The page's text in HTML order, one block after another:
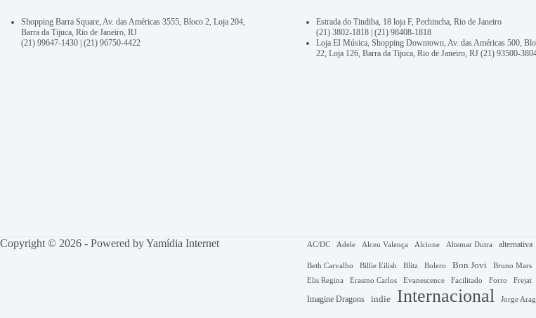
Shopping Barra Square, Av. das Américas 3555, Bloco 2, Loja 204,
Barra da Tijuca, Rio de Janeiro, RJ
(21) 99647-1430 | (21) 96750-4422
Estrada do Tindiba, 18 loja F, Pechincha, Rio de Janeiro
(21) 3802-1818| (21) 98408-1818
Loja EI Música, Shopping Downtown, Av. das Américas 500,
22, Loja 126, Barra da Tijuca, Rio de Janeiro, RJ (21) 93500-
Copyright © 2026 - Powered byYamídia Internet AC/DC Adele Alceu Valença Alcione Altemar Dutra alternativa
Beth Carvalho Billie Eilish Blitz Bolero Bon Jovi Bruno Mars
Elis Regina Erasmo Carlos Evanescence Facilitado Forro Frejat
Imagine Dragons indie Internacional Jorge